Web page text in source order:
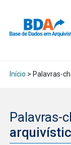
Início > Palavras-
Palavras-